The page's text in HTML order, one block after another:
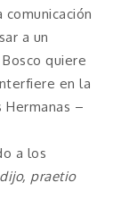
a un
quiere
en la
–
a los
praetio